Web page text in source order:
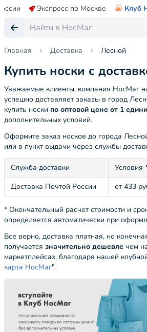
Экспресс по Москве Клуб
Главная Доставка Лесной
Купить носки с
Уважаемые клиенты, компания НосМаг
успешно доставляет заказы в город
купить носки по оптовой цене от 1
дополнительных условий.
Оформите заказ носков до города
или в пункт выдачи через службы
Служба доставки
Условия
Доставка Почтой России
от 433
* Окончательный расчет стоимости и
определяется автоматически при
Все верно, доставка платная, но
получается значительно дешевле чем
маркетплейсах, благодаря нашей
карта НосМаг".